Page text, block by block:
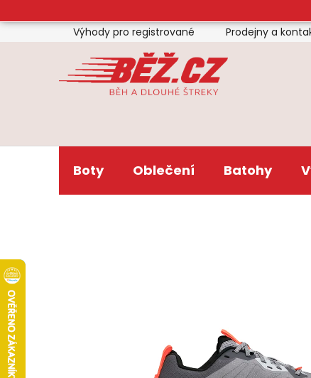
na
obsah
Výhody pro registrované Prodejny a
Boty Oblečení Batohy